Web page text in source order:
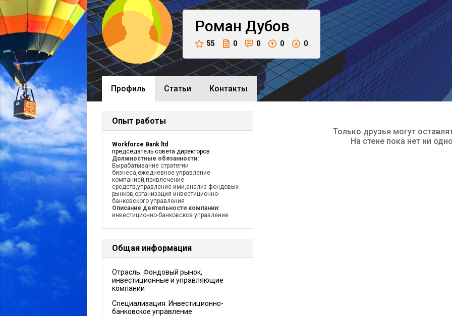
Роман Дубов
55 0 0 0 0
Профиль Cтатьи Контакты
Опыт работы
Workforce Bank ltd
председатель совета директоров
Должностные обязанности:
Вырабатывание стратегии
бизнеса,ежедневное управление
компанией,привлечение
средств,управление ими,анализ фондовых
рынков,организация инвестиционно-
банковского управления
Описание деятельности компании:
инвестиционно-банковское управление
Общая информация
Отрасль: Фондовый рынок,
инвестиционные и управляющие
компании
Специализация: Инвестиционно-
банковское управление
Только друзья могут
На стене пока нет ни